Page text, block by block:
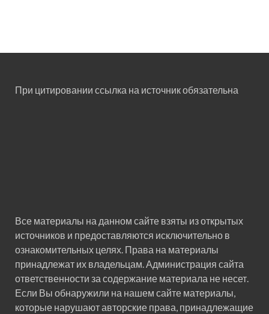
При цитировании ссылка на источник обязательна
Все материалы на данном сайте взяты из открытых
источников и предоставляются исключительно в
ознакомительных целях. Права на материалы
принадлежат их владельцам. Администрация сайта
ответственности за содержание материала не несет.
Если Вы обнаружили на нашем сайте материалы,
которые нарушают авторские права, принадлежащие